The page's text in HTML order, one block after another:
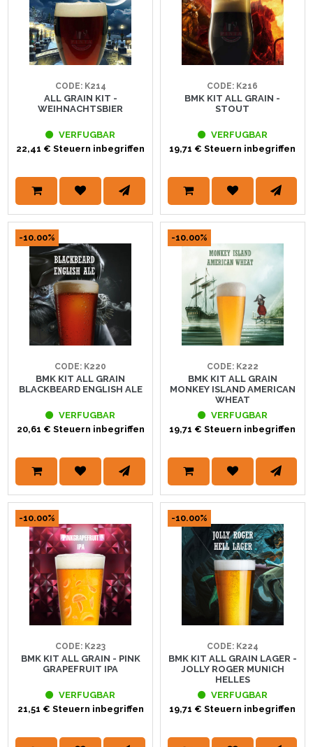
CODE: K214
ALL GRAIN KIT -
WEIHNACHTSBIER
VERFUGBAR
22,41 € Steuern inbegriffen
CODE: K216
BMK KIT ALL GRAIN -
STOUT
VERFUGBAR
19,71 € Steuern inbegriffen
-10.00%
CODE: K220
BMK KIT ALL GRAIN
BLACKBEARD ENGLISH ALE
VERFUGBAR
20,61 € Steuern inbegriffen
-10.00%
CODE: K222
BMK KIT ALL GRAIN
MONKEY ISLAND AMERICAN
WHEAT
VERFUGBAR
19,71 € Steuern inbegriffen
-10.00%
CODE: K223
BMK KIT ALL GRAIN - PINK
GRAPEFRUIT IPA
VERFUGBAR
21,51 € Steuern inbegriffen
-10.00%
CODE: K224
BMK KIT ALL GRAIN LAGER -
JOLLY ROGER MUNICH
HELLES
VERFUGBAR
19,71 € Steuern inbegriffen